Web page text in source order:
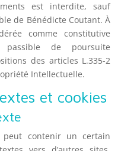
est interdite, sauf
de Bénédicte Coutant. À
comme constitutive
passible de poursuite
des articles L.335-2
Intellectuelle.
et cookies
peut contenir un certain